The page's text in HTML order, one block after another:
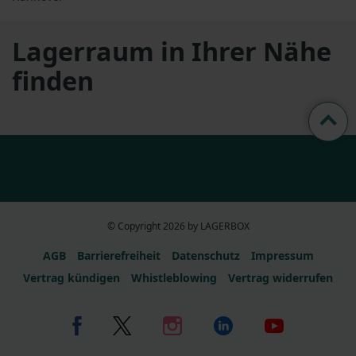
Lagerraum in Ihrer Nähe
finden
© Copyright 2026 by LAGERBOX
AGB Barrierefreiheit Datenschutz
Impressum
Vertrag kündigen
Whistleblowing Vertrag widerrufen